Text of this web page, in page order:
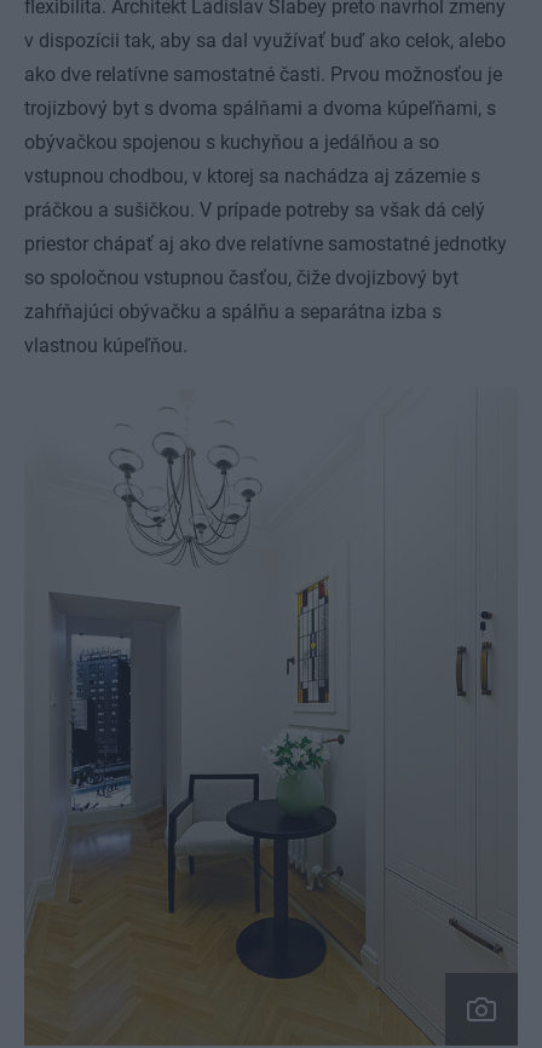
flexibilita. Architekt Ladislav Slabey preto navrhol zmeny
v dispozícii tak, aby sa dal využívať buď ako celok, alebo
ako dve relatívne samostatné časti. Prvou možnosťou je
trojizbový byt s dvoma spálňami a dvoma kúpeľňami, s
obývačkou spojenou s kuchyňou a jedálňou a so
vstupnou chodbou, v ktorej sa nachádza aj zázemie s
práčkou a sušičkou. V prípade potreby sa však dá celý
priestor chápať aj ako dve relatívne samostatné jednotky
so spoločnou vstupnou časťou, čiže dvojizbový byt
zahŕňajúci obývačku a spálňu a separátna izba s
vlastnou kúpeľňou.